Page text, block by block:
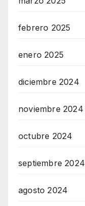
febrero 2025
enero 2025
diciembre 2024
noviembre 2024
octubre 2024
septiembre 2024
agosto 2024